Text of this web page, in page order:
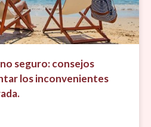
seguro: consejos
los inconvenientes